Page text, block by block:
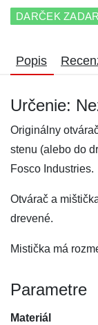
DARČEK
Popis
Určenie:
Originálny
stenu (alebo do
Fosco Industries.
Otvárač a
drevené.
Mistička má
Parametre
Materiál